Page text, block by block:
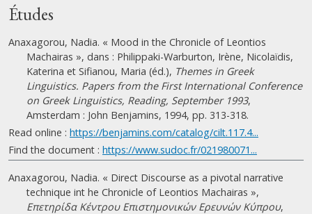
Études
Anaxagorou, Nadia. « Mood in the Chronicle of Leontios
Machairas », dans : Philippaki-Warburton, Irène, Nicolaïdis,
Katerina et Sifianou, Maria (éd.), Themes in Greek
Linguistics. Papers from the First International Conference
on Greek Linguistics, Reading, September 1993,
Amsterdam : John Benjamins, 1994, pp. 313-318.
Read online : https://benjamins.com/catalog/cilt.117.4...
Find the document : https://www.sudoc.fr/021980071...
Anaxagorou, Nadia. « Direct Discourse as a pivotal narrative
technique int he Chronicle of Leontios Machairas »,
Eπετηρίδα Kέντρου Eπιστημονικών Eρευνών Κύπρου,